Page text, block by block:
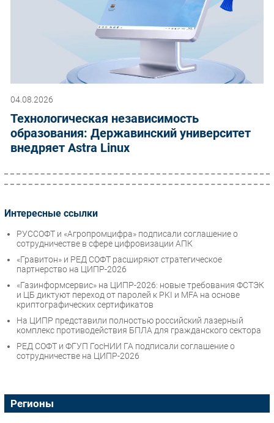
04.08.2026
Технологическая независимость
образования: Державинский университет
внедряет Astra Linux
Интересные ссылки
РУССОФТ и «Агропромцифра» подписали соглашение о
сотрудничестве в сфере цифровизации АПК
«Гравитон» и РЕД СОФТ расширяют стратегическое
партнерство на ЦИПР-2026
«Газинформсервис» на ЦИПР-2026: новые требования ФСТЭК
и ЦБ диктуют переход от паролей к PKI и MFA на основе
криптографических сертификатов
На ЦИПР представили полностью российский лазерный
комплекс противодействия БПЛА для гражданского сектора
РЕД СОФТ и ФГУП ГосНИИ ГА подписали соглашение о
сотрудничестве на ЦИПР-2026
Регионы